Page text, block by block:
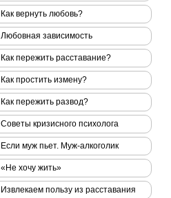
Как вернуть любовь?
Любовная зависимость
Как пережить расставание?
Как простить измену?
Как пережить развод?
Советы кризисного психолога
Если муж пьет. Муж-алкоголик
«Не хочу жить»
Извлекаем пользу из расставания